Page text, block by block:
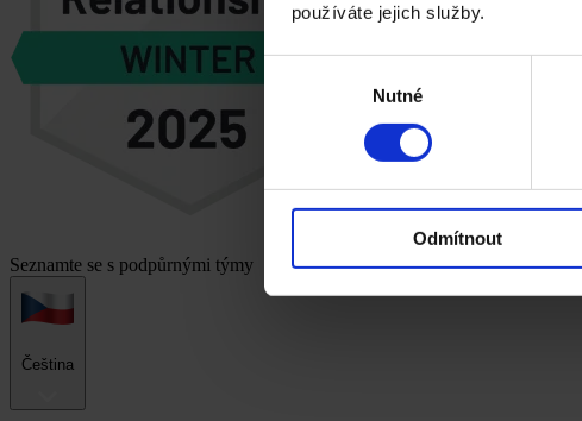
používáte jejich služby.
Nutné
Odmítnout
Seznamte se s podpůrnými týmy
Čeština